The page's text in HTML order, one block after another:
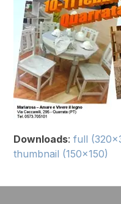
Downloads:full
thumbnail (150x150)